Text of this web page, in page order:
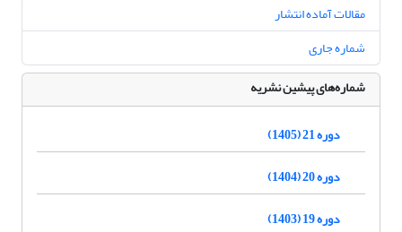
مقالات آماده انتشار
شماره جاری
شماره‌های پیشین نشریه
دوره 21 (1405)
دوره 20 (1404)
دوره 19 (1403)